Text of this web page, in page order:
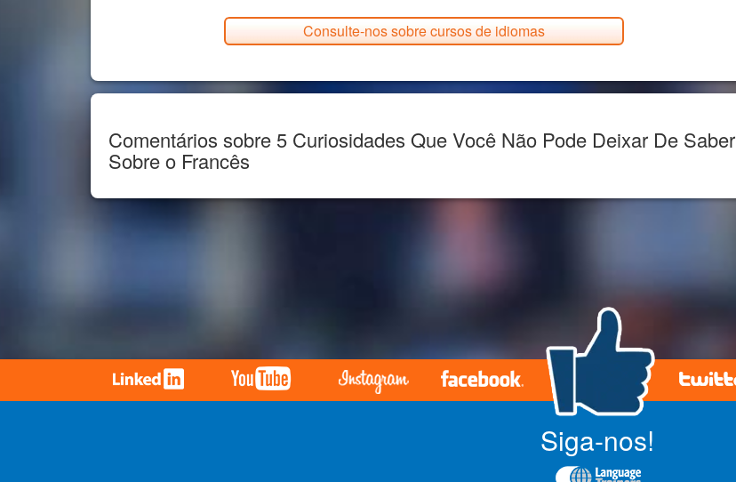
Consulte-nos sobre cursos de idiomas
Comentários sobre 5 Curiosidades Que Você Não Pode Deixar De Saber
Sobre o Francês
Siga-nos!